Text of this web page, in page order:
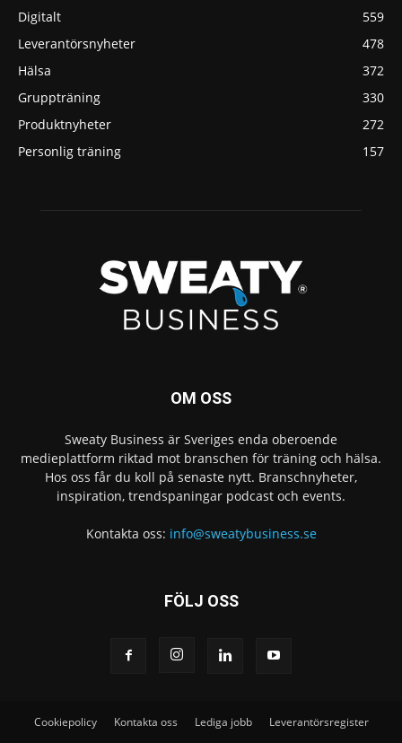
Digitalt
559
Leverantörsnyheter
478
Hälsa
372
Gruppträning
330
Produktnyheter
272
Personlig träning
157
OM OSS
Sweaty Business är Sveriges enda oberoende
medieplattform riktad mot branschen för träning och hälsa.
Hos oss får du koll på senaste nytt. Branschnyheter,
inspiration, trendspaningar podcast och events.
Kontakta oss: info@sweatybusiness.se
FÖLJ OSS
Cookiepolicy Kontakta oss Lediga jobb Leverantörsregister